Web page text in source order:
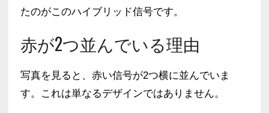
たのがこのハイブリッド信号です。
赤が2つ並んでいる理由
写真を見ると、赤い信号が2つ横に並んでいま
す。これは単なるデザインではありません。